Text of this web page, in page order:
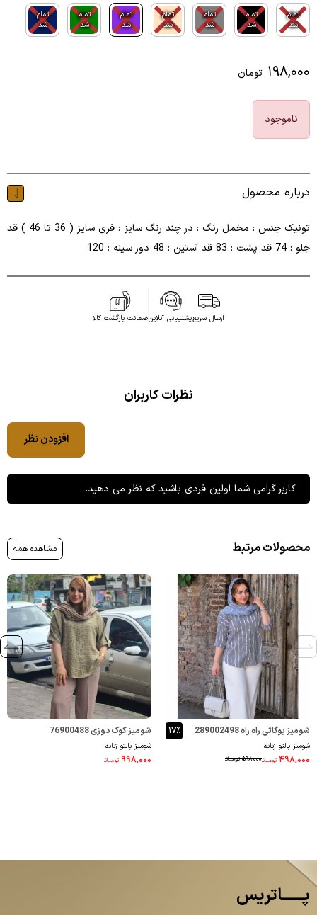
تمام
شد
تمام
شد
تمام
شد
تمام
شد
تمام
شد
تمام
شد
تمام
شد
۱۹۸,۰۰۰ تومان
ناموجود
درباره محصول
تونیک جنس : مخمل رنگ : در چند رنگ سایز : فری سایز ( 36 تا 46 ) قد
جلو : 74 قد پشت : 83 قد آستین : 48 دور سینه : 120
ارسال سریعپشتیبانی آنلاینضمانت بازگشت کالا
نظرات کاربران
افزودن نظر
کاربر گرامی شما اولین فردی باشید که نظر می دهید.
محصولات مرتبط مشاهده همه
شومیز بوگاتی راه راه 289002498
شومیز پالتو زنانه
۵۹۸,۰۰۰ تومــانـ ۴۹۸,۰۰۰ تومــانـ
۱۷٪ شومیز کوک دوزی 76900488
شومیز پالتو زنانه
۹۹۸,۰۰۰ تومــانـ
پــــــاتریس